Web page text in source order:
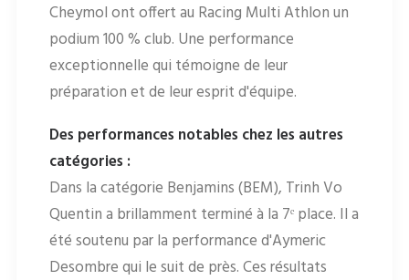
Cheymol ont offert au Racing Multi Athlon un
podium 100 % club. Une performance
exceptionnelle qui témoigne de leur
préparation et de leur esprit d'équipe.
Des performances notables chez les autres
catégories :
Dans la catégorie Benjamins (BEM), Trinh Vo
Quentin a brillamment terminé à la 7ᵉ place. Il a
été soutenu par la performance d'Aymeric
Desombre qui le suit de près. Ces résultats